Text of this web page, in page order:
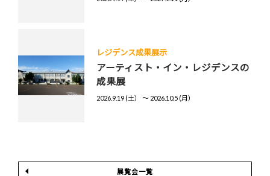
レジデンス成果展示
アーティスト・イン・レジデンスの
成果展
2026.9.19 (土） 〜 2026.10.5 (月）
展覧会一覧